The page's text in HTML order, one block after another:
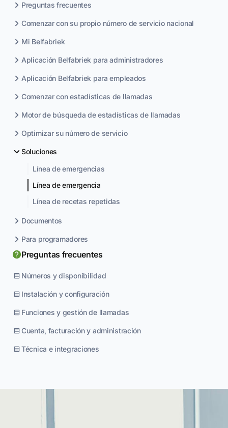
Preguntas frecuentes
Comenzar con su propio número de servicio nacional
Mi Belfabriek
Aplicación Belfabriek para administradores
Aplicación Belfabriek para empleados
Comenzar con estadísticas de llamadas
Motor de búsqueda de estadísticas de llamadas
Optimizar su número de servicio
Soluciones
Línea de emergencias
Línea de emergencia
Línea de recetas repetidas
Documentos
Para programadores
Preguntas frecuentes
Números y disponibilidad
Instalación y configuración
Funciones y gestión de llamadas
Cuenta, facturación y administración
Técnica e integraciones